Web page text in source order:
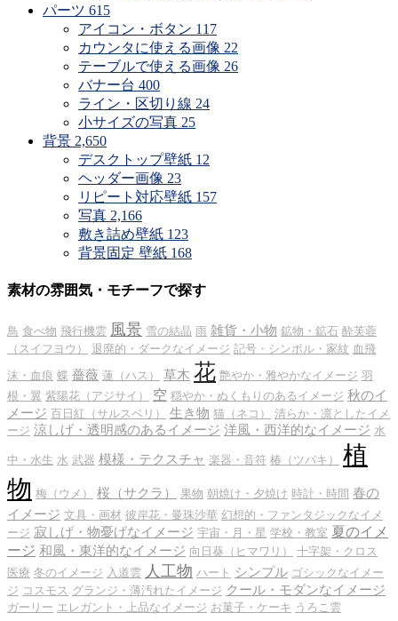
パーツ 615
アイコン・ボタン 117
カウンタに使える画像 22
テーブルで使える画像 26
バナー台 400
ライン・区切り線 24
小サイズの写真 25
背景 2,650
デスクトップ壁紙 12
ヘッダー画像 23
リピート対応壁紙 157
写真 2,166
敷き詰め壁紙 123
背景固定 壁紙 168
素材の雰囲気・モチーフで探す
鳥 食べ物 飛行機雲 風景 雪の結晶 雨 雑貨・小物 鉱物・鉱石 酔芙蓉
（スイフヨウ）
退廃的・ダークなイメージ 記号・シンボル・家紋 血飛
沫・血痕 蝶 薔薇 蓮（ハス） 草木 花 艶やか・雅やかなイメージ 羽
根・翼 紫陽花（アジサイ） 空 穏やか・ぬくもりのあるイメージ 秋のイ
メージ 百日紅（サルスベリ） 生き物 猫（ネコ）
清らか・凛としたイメ
ージ 涼しげ・透明感のあるイメージ 洋風・西洋的なイメージ 水
中・水生 水 武器 模様・テクスチャ 楽器・音符 椿（ツバキ）
植
物 梅（ウメ） 桜（サクラ） 果物 朝焼け・夕焼け 時計・時間 春の
イメージ 文具・画材 彼岸花・曼珠沙華 幻想的・ファンタジックなイメ
ージ 寂しげ・物憂げなイメージ 宇宙・月・星 学校・教室 夏のイメ
ージ 和風・東洋的なイメージ 向日葵（ヒマワリ）
十字架・クロス
医療 冬のイメージ 入道雲 人工物 ハート シンプル ゴシックなイメー
ジ コスモス グランジ・薄汚れたイメージ クール・モダンなイメージ
ガーリー エレガント・上品なイメージ お菓子・ケーキ うろこ雲